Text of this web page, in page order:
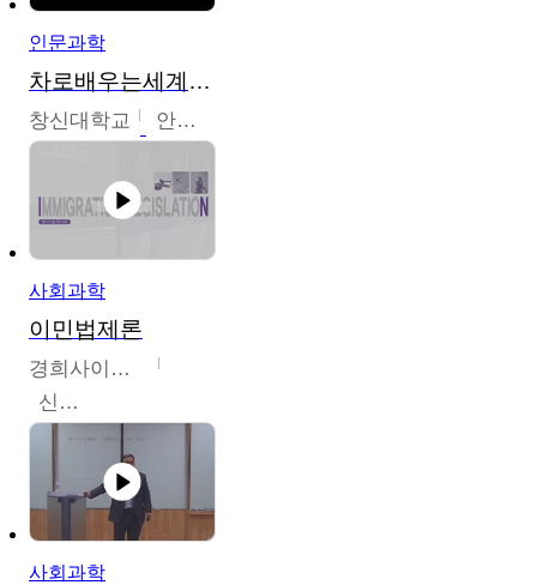
인문과학
차로배우는세계문화
창신대학교 안소영
사회과학
이민법제론
경희사이버대학교
신광수
사회과학